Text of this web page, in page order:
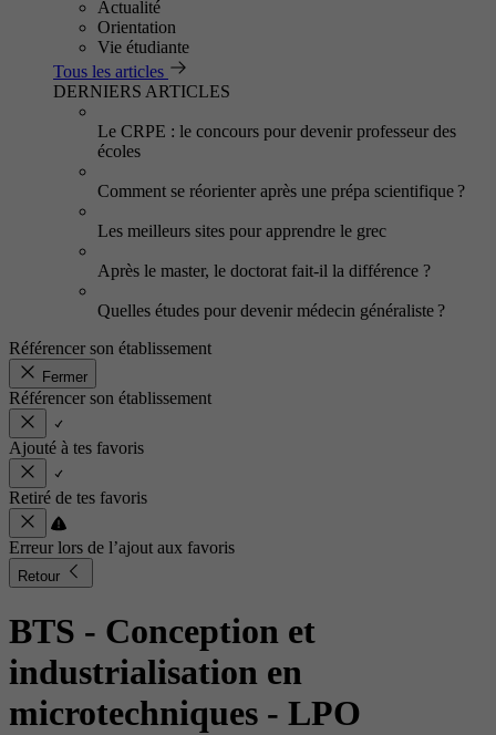
Actualité
Orientation
Vie étudiante
Tous les articles
DERNIERS ARTICLES
Le CRPE : le concours pour devenir professeur des
écoles
Comment se réorienter après une prépa scientifique ?
Les meilleurs sites pour apprendre le grec
Après le master, le doctorat fait-il la différence ?
Quelles études pour devenir médecin généraliste ?
Référencer son établissement
Fermer
Référencer son établissement
Ajouté à tes favoris
Retiré de tes favoris
Erreur lors de l’ajout aux favoris
Retour
BTS - Conception et
industrialisation en
microtechniques - LPO